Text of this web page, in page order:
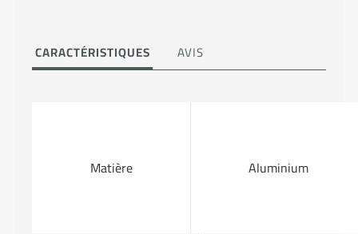
CARACTÉRISTIQUES AVIS
Matière Aluminium